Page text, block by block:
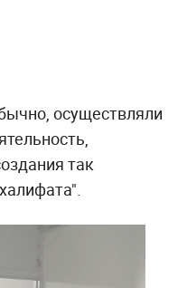
осуществляли
так